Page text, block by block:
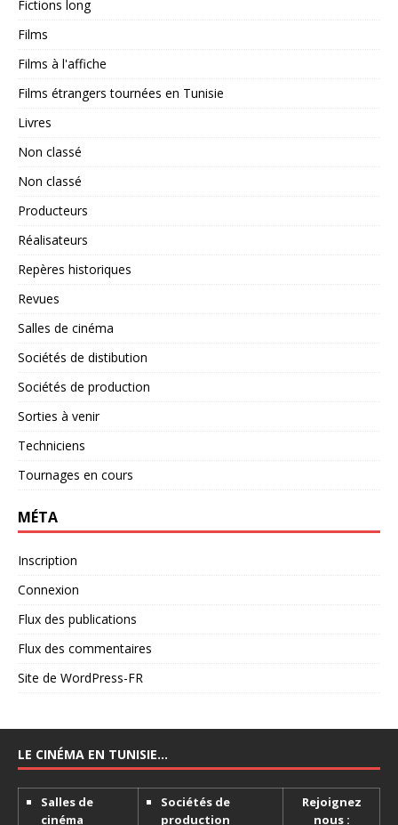
Fictions long
Films
Films à l'affiche
Films étrangers tournées en Tunisie
Livres
Non classé
Non classé
Producteurs
Réalisateurs
Repères historiques
Revues
Salles de cinéma
Sociétés de distibution
Sociétés de production
Sorties à venir
Techniciens
Tournages en cours
MÉTA
Inscription
Connexion
Flux des publications
Flux des commentaires
Site de WordPress-FR
LE CINÉMA EN TUNISIE…
Salles de
cinéma
Sociétés de
production
Rejoignez
nous :